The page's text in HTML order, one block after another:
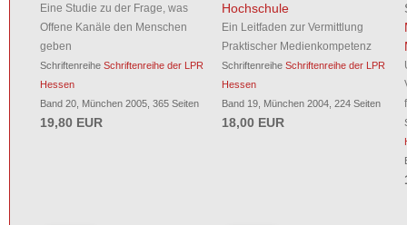
Eine Studie zu der Frage, was
Offene Kanäle den Menschen
geben
Schriftenreihe Schriftenreihe der LPR
Hessen
Band 20, München 2005, 365 Seiten
19,80 EUR
Hochschule
Ein Leitfaden zur Vermittlung
Praktischer Medienkompetenz
SchriftenreiheSchriftenreihe der LPR
Hessen
Band 19, München 2004, 224 Seiten
18,00 EUR